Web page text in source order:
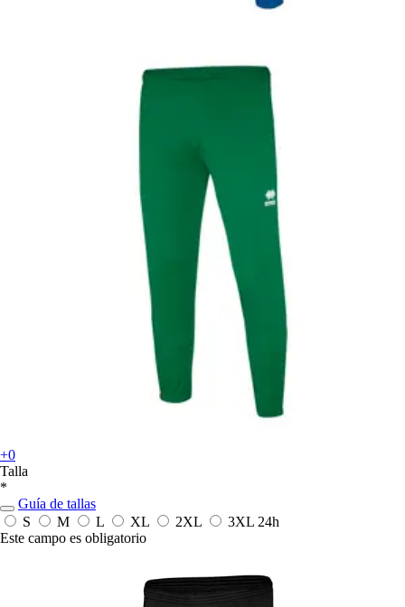
+0
Talla
*
Guía de tallas
S
M L XL 2XL 3XL 24h
Este campo es obligatorio